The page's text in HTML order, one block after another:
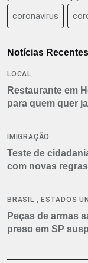
coronavirus
Notícias Recentes
LOCAL
Restaurante em
para quem quer
IMIGRAÇÃO
Teste de
com novas
BRASIL , ESTADOS
Peças de armas
preso em SP